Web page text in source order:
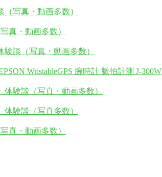
写真・動画多数）
真・動画多数）
談（写真・動画多数）
WristableGPS 腕時計 脈拍計測 J-300W
験談（写真・動画多数）
験談（写真多数）
真・動画多数）